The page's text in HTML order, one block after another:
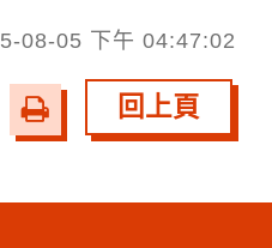
08-05 下午 04:47:02
友
善
印
回上頁